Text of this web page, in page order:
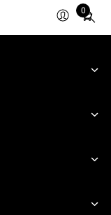
0
Total
items
cart: